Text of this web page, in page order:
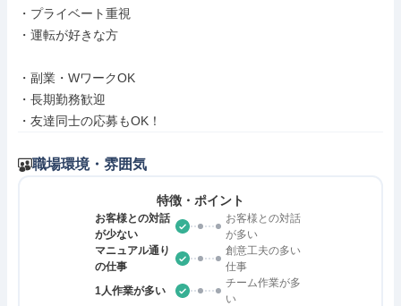
・プライベート重視
・運転が好きな方
・副業・WワークOK
・長期勤務歓迎
・友達同士の応募もOK！
職場環境・雰囲気
特徴・ポイント
お客様との対話
が少ない
お客様との対話
が多い
マニュアル通り
の仕事
創意工夫の多い
仕事
1人作業が多い
チーム作業が多
い